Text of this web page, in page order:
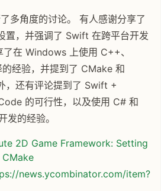
多角度的讨论。 有人感谢分享了
置，并强调了 Swift 在跨平台开发
在 Windows 上使用 C++、
经验，并提到了 CMake 和
，还有评论提到了 Swift +
的可行性，以及使用 C# 和
发的经验。
2D Game Framework: Setting
news.ycombinator.com/item?